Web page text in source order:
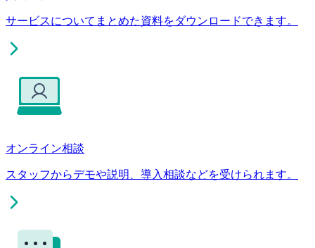
サービスについてまとめた資料をダウンロードできます。
オンライン相談
スタッフからデモや説明、導入相談などを受けられます。